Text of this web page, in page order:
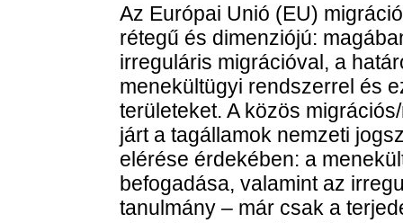
Az Európai Unió (EU)
rétegű és dimenziójú:
irreguláris migrációval, a
menekültügyi rendszerrel és
területeket. A közös
járt a tagállamok nemzeti
elérése érdekében: a
befogadása, valamint az
tanulmány – már csak a